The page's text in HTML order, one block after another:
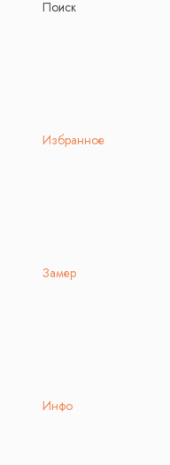
Поиск
Избранное
Замер
Инфо